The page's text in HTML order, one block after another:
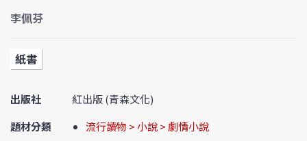
李佩芬
紙書
出版社
紅出版 (青森文化)
題材分類
流行讀物 > 小說 > 劇情小說